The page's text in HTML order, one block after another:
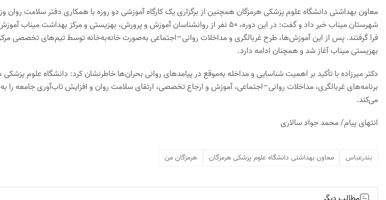
معاون بهداشتی دانشگاه علوم پزشکی هرمزگان همچنین از برگزاری یک کارگاه آموزشی دو روزه با همکاری دفتر سلامت روان
شهرستان میناب خبر داد و گفت: در این دوره، ۵۰ نفر از روانشناسان آموزش و پرورش، بهزیستی و مرکز
فرا گرفتند. پس از این آموزش‌ها، طرح غربالگری و مداخلات روانی–اجتماعی به‌صورت خانه‌به‌خانه توسط تیم‌های تخصصی
بهزیستی میناب آغاز شد و همچنان ادامه دارد.
دکتر میرزاده با تأکید بر اهمیت شناسایی و مداخله به‌موقع در پیامدهای روانی بحران‌ها خاطرنشان کرد: دانشگاه علوم پزشکی
برنامه‌های غربالگری، مداخلات روانی–اجتماعی، آموزش و ارجاع تخصصی، ارتقای سلامت روان و افزایش تاب‌آوری جامعه را
می‌کند.
انتهای پیام/ محمد جواد سالاری
بندرعباس معاون بهداشتی دانشگاه علوم پزشکی هرمزگان هرمزگان من